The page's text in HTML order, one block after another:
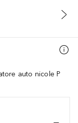
auto nicole P